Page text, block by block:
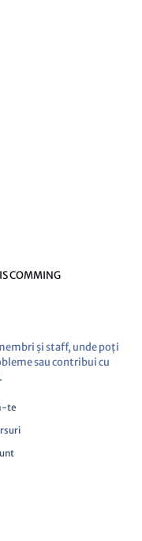
COMMING
și staff, unde poți
sau contribui cu
te